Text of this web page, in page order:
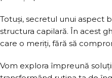
Totuși, secretul unui aspect
structura capilară. În acest
care o meriți, fără să
Vom explora împreună